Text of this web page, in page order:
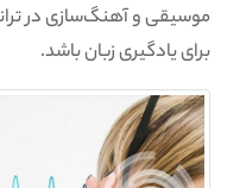
موسیقی و آهنگ‌سازی در
برای یادگیری زبان باشد.